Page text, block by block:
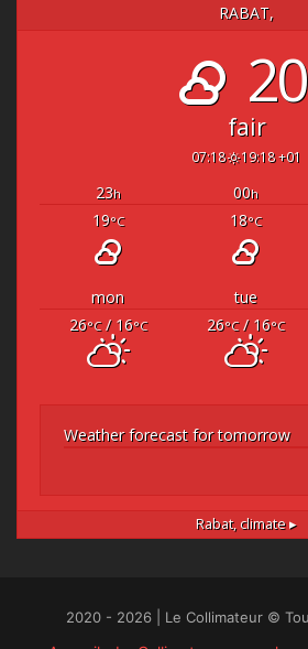
RABAT,
fair
07:18 19:18 +01
23h 00h
19°C 18°C
mon tue
26°C/ 16°C 26°C/ 16°C
Weather forecast for tomorrow
Rabat, climate ▸
2020 - 2026 | Le Collimateur ©